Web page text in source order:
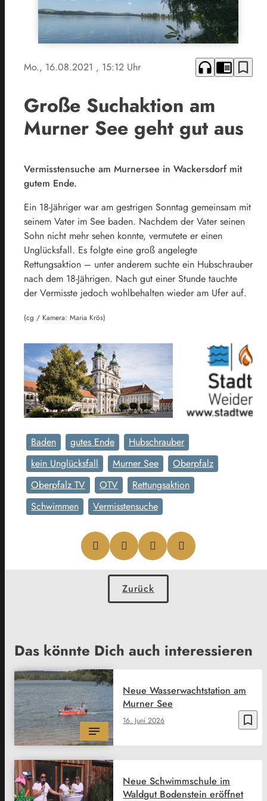
Mo., 16.08.2021 , 15:12 Uhr headphones chrome_reader_mode bookmark_border
Große Suchaktion am
Murner See geht gut aus
Vermisstensuche am Murnersee in Wackersdorf mit
gutem Ende.
Ein 18-Jähriger war am gestrigen Sonntag gemeinsam mit
seinem Vater im See baden. Nachdem der Vater seinen
Sohn nicht mehr sehen konnte, vermutete er einen
Unglücksfall. Es folgte eine groß angelegte
Rettungsaktion – unter anderem suchte ein Hubschrauber
nach dem 18-Jährigen. Nach gut einer Stunde tauchte
der Vermisste jedoch wohlbehalten wieder am Ufer auf.
(cg / Kamera: Maria Krös)
Baden gutes Ende
Hubschrauber
kein Unglücksfall
Murner See
Oberpfalz
Oberpfalz TV
OTV
Rettungsaktion
Schwimmen
Vermisstensuche
Zurück
Das könnte Dich auch interessieren
bookmark_border
16. Juni 2026
Neue Wasserwachtstation am
Murner See
Neue Schwimmschule im
Waldgut Bodenstein eröffnet